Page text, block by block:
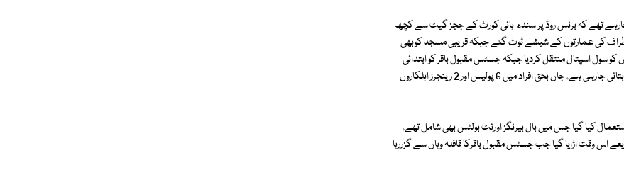
تھے کہ برنس روڈ پر سندھ ہائی کورٹ کے ججز گیٹ سے کچھ
کی عمارتوں کے شیشے ٹوٹ گئے جبکہ قریبی مسجد کوبھی
کو سول اسپتال منتقل کردیا جبکہ جسٹس مقبول باقر کو ابتدائی
طبی امداد کے بعد نجی اسپتال منتقل کردیا گیا جہاں ان کی حالت خطرے سے باہر بتائی جارہی ہے، جاں بحق افراد میں 6 پولیس اور 2 رینجرز اہلکاروں
میں 6 سے 8 کلو دھماکا خیزمواد استعمال کیا گیا جس میں بال بیرنگز اورنٹ بولٹس بھی شامل تھے،
اس وقت اڑایا گیا جب جسٹس مقبول باقرکا قافلہ وہاں سے گزررہا